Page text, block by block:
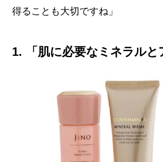
得ることも大切ですね」
1. 「肌に必要なミネラルと